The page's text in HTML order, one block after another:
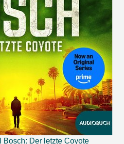
Bosch: Der letzte Coyote